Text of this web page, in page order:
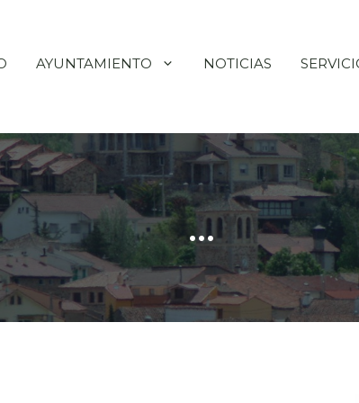
AYUNTAMIENTO NOTICIAS
…